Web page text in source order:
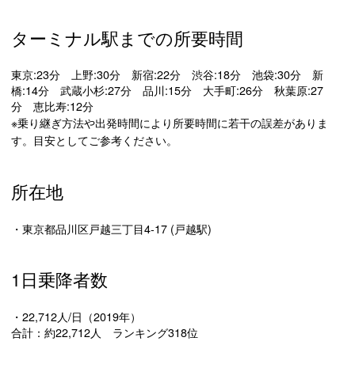
ターミナル駅までの所要時間
東京:23分 上野:30分 新宿:22分 渋谷:18分 池袋:30分 新
橋:14分 武蔵小杉:27分 品川:15分 大手町:26分 秋葉原:27
分 恵比寿:12分
※乗り継ぎ方法や出発時間により所要時間に若干の誤差がありま
す。目安としてご参考ください。
所在地
・東京都品川区戸越三丁目4-17 (戸越駅)
1日乗降者数
・22,712人/日（2019年）
合計：約22,712人 ランキング318位